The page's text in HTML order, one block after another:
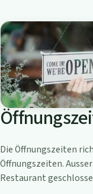
r
o
a
m
Z
ü
i
c
h
Die Öffnungszeiten
Öffnungszeiten.
Restaurant